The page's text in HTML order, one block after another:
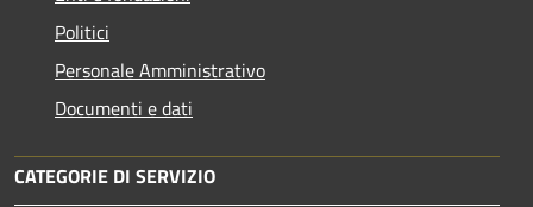
Politici
Personale Amministrativo
Documenti e dati
CATEGORIE DI SERVIZIO